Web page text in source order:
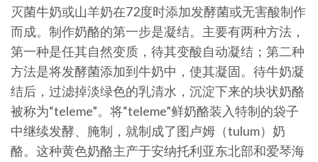
灭菌牛奶或山羊奶在72度时添加发酵菌或无害酸制作
而成。制作奶酪的第一步是凝结。主要有两种方法，
第一种是任其自然变质，待其变酸自动凝结；第二种
方法是将发酵菌添加到牛奶中，使其凝固。待牛奶凝
结后，过滤掉淡绿色的乳清水，沉淀下来的块状奶酪
被称为“teleme”。将“teleme”鲜奶酪装入特制的袋子
中继续发酵、腌制，就制成了图卢姆（tulum）奶
酪。这种黄色奶酪主产于安纳托利亚东北部和爱琴海